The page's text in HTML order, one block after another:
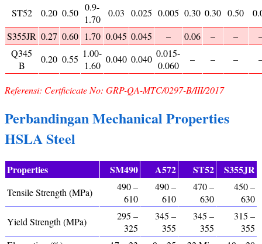
ST52
0.20 0.50 0.9-
1.70
0.03 0.025 0.005 0.30 0.30 0.50
S355JR 0.27 0.60 1.70 0.045 0.045 – 0.06 – –
Q345
B
0.20 0.55 1.00-
1.60
0.040 0.040 0.015-
0.060
– – –
Referensi: Certficicate No: GRP-QA-MTC/0297-B/III/2017
Perbandingan Mechanical Properties
HSLA Steel
Properties SM490 A572 ST52 S355JR
Tensile Strength (MPa)
490 –
610
490 –
610
470 –
630
450 –
630
Yield Strength (MPa)
295 –
325
345 –
355
345 –
355
315 –
355